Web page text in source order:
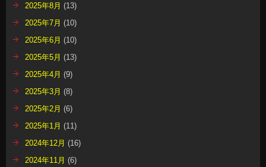
2025年8月 (13)
2025年7月 (10)
2025年6月 (10)
2025年5月 (13)
2025年4月 (9)
2025年3月 (8)
2025年2月 (6)
2025年1月 (11)
2024年12月 (16)
2024年11月 (6)